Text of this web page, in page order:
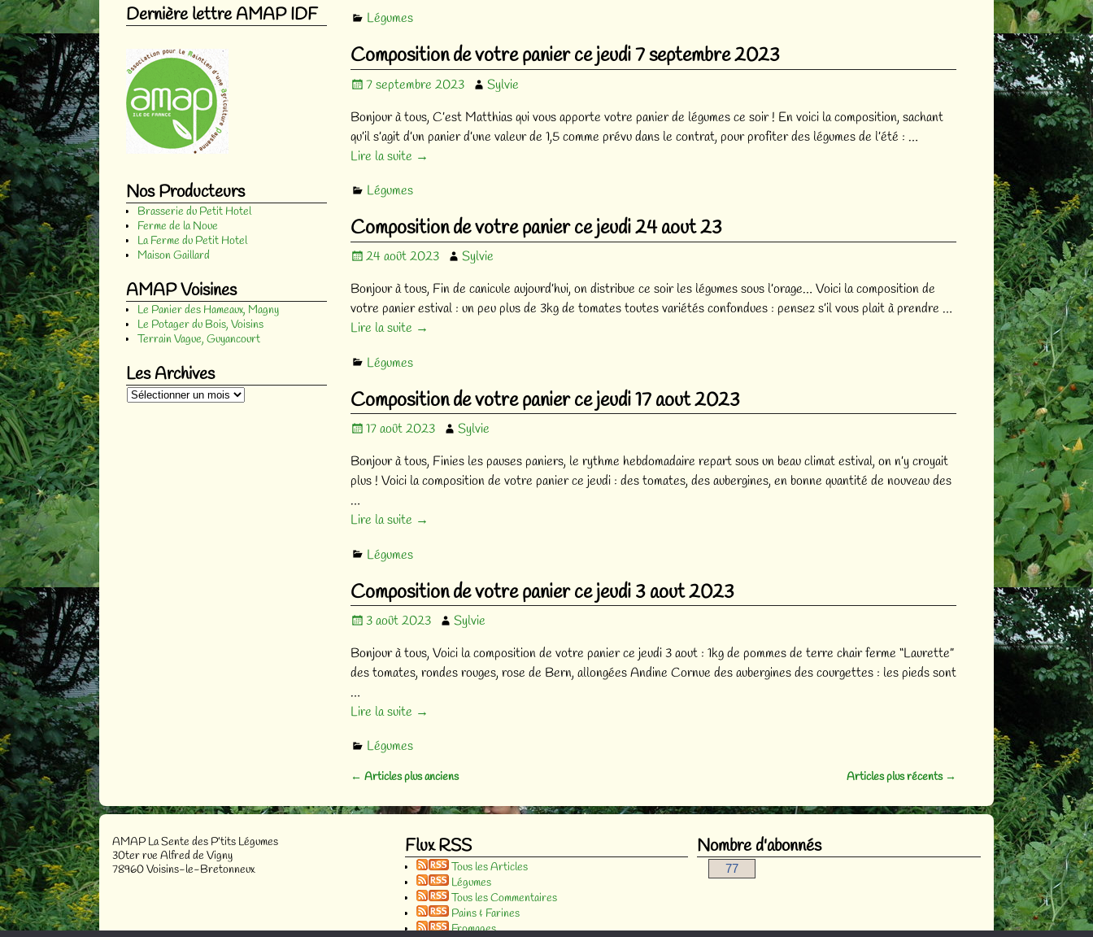
Légumes
Composition de votre panier ce jeudi 7 septembre 2023
7 septembre 2023
Sylvie
Bonjour à tous, C’est Matthias qui vous apporte votre panier de légumes ce soir ! En voici la composition, sachant
qu’il s’agit d’un panier d’une valeur de 1,5 comme prévu dans le contrat, pour profiter des légumes de l’été : …
Lire la suite →
Légumes
Composition de votre panier ce jeudi 24 aout 23
24 août 2023
Sylvie
Bonjour à tous, Fin de canicule aujourd’hui, on distribue ce soir les légumes sous l’orage… Voici la composition de
votre panier estival : un peu plus de 3kg de tomates toutes variétés confondues : pensez s’il vous plait à prendre …
Lire la suite →
Légumes
Composition de votre panier ce jeudi 17 aout 2023
17 août 2023
Sylvie
Bonjour à tous, Finies les pauses paniers, le rythme hebdomadaire repart sous un beau climat estival, on n’y croyait
plus ! Voici la composition de votre panier ce jeudi : des tomates, des aubergines, en bonne quantité de nouveau des
…
Lire la suite →
Légumes
Composition de votre panier ce jeudi 3 aout 2023
3 août 2023
Sylvie
Bonjour à tous, Voici la composition de votre panier ce jeudi 3 aout : 1kg de pommes de terre chair ferme “Laurette”
des tomates, rondes rouges, rose de Bern, allongées Andine Cornue des aubergines des courgettes : les pieds sont
…
Lire la suite →
Légumes
← Articles plus anciens Articles plus récents →
Dernière lettre AMAP IDF
Nos Producteurs
Brasserie du Petit Hotel
Ferme de la Noue
La Ferme du Petit Hotel
Maison Gaillard
AMAP Voisines
Le Panier des Hameaux, Magny
Le Potager du Bois, Voisins
Terrain Vague, Guyancourt
Les Archives
AMAP La Sente des P’tits Légumes
30ter rue Alfred de Vigny
78960 Voisins-le-Bretonneux
Flux RSS
Tous les Articles
Légumes
Tous les Commentaires
Pains & Farines
Fromages
Nombre d'abonnés
77